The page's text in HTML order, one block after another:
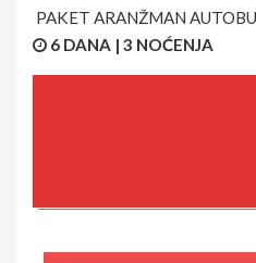
PAKET ARANŽMAN
6 DANA | 3 NOĆENJA